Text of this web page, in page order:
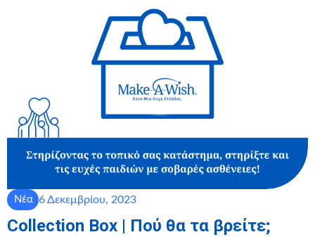
Νέα 6 Δεκεμβρίου, 2023
Collection Box | Πού θα τα βρείτε;